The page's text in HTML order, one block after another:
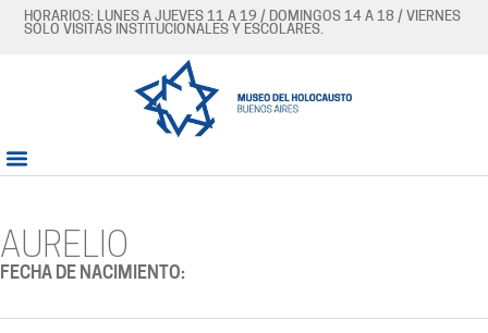
HORARIOS: LUNES A JUEVES 11 A 19 / DOMINGOS 14 A 18 / VIERNES
SÓLO VISITAS INSTITUCIONALES Y ESCOLARES.
AURELIO
FECHA DE NACIMIENTO: